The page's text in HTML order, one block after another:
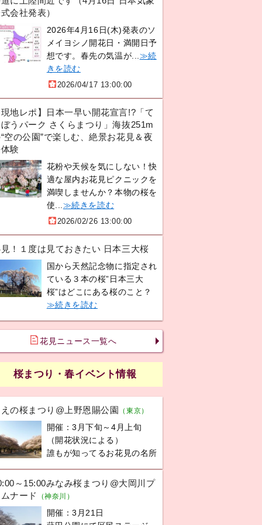
会社発表）
2026年4月16日(木)発表のソ
メイヨシノ開花日・満開日予
想です。春先の気温が... ≫続
きを読む
2026/04/17 13:00:00
地レポ】日本一早い開花宣言!?「て
うパーク さくらまつり」海抜251m
空の公園”で楽しむ、絶景お花見＆夜
験
花粉や天候を気にしない！快
適な屋内お花見ピクニックを
満喫しませんか？本物の桜を
使... ≫続きを読む
2026/02/26 13:00:00
！１度は見ておきたい 日本三大桜
国から天然記念物に指定され
ている３本の桜”日本三大
桜”はどこにある桜のこと？
≫続きを読む
花見ニュース一覧へ
桜まつり・春イベント情報
の桜まつり@上野恩賜公園 （東京）
開催：3月下旬～4月上旬
（開花状況による）
誰もが知ってるお花見の名所
～15:00みなみ桜まつり@大岡川プ
ナード
（神奈川）
開催：3月21日